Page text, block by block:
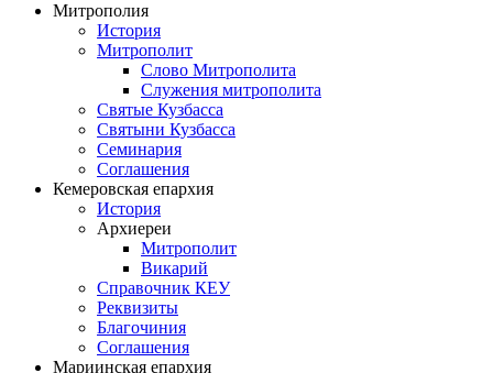
Митрополия
История
Митрополит
Слово Митрополита
Служения митрополита
Святые Кузбасса
Святыни Кузбасса
Семинария
Соглашения
Кемеровская епархия
История
Архиереи
Митрополит
Викарий
Справочник КЕУ
Реквизиты
Благочиния
Соглашения
Мариинская епархия